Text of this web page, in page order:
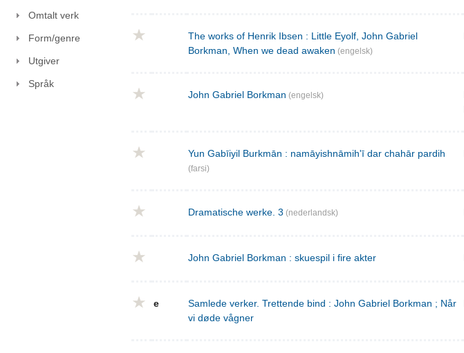
Omtalt verk
Form/genre
Utgiver
Språk
The works of Henrik Ibsen : Little Eyolf, John Gabriel
Borkman, When we dead awaken (engelsk)
John Gabriel Borkman (engelsk)
Yun Gabīiyil Burkmān : namāyishnāmihʹī dar chahār pardih
(farsi)
Dramatische werke. 3 (nederlandsk)
John Gabriel Borkman : skuespil i fire akter
e
Samlede verker. Trettende bind : John Gabriel Borkman ; Når
vi døde vågner